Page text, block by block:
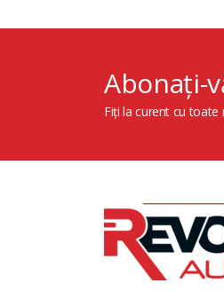
Abonați-
Fiți la curent cu